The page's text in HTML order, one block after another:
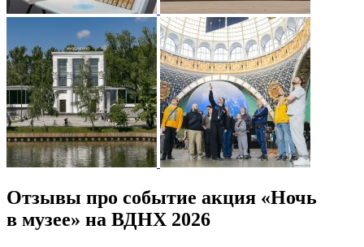
Отзывы про событие акция «Ночь
в музее» на ВДНХ 2026